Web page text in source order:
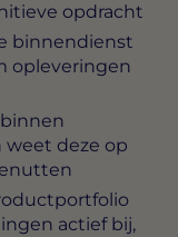
opdracht
binnendienst
opleveringen
weet deze op
actief bij,